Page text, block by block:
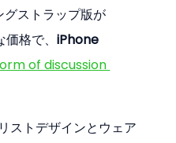
グストラップ版が
価格で、iPhone
of discussion
ストデザインとウェア